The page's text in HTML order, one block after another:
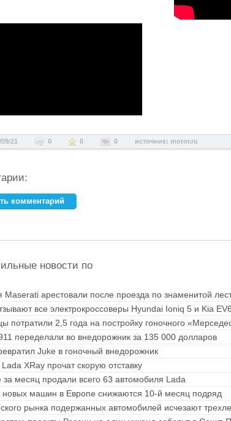
21 0 0 0 источник: motor.ru
комментарий
новости по
Maserati арестовали после проезда по знаменитой
все электрокроссоверы Hyundai Ioniq 5 и Kia EV6
потратили 2,5 года на постройку гоночного
переделали во внедорожник за 135 000 долларов
Juke в гоночный внедорожник
Lada XRay прочат скорую отставку
за месяц продали всего 63 автомобиля Lada
машин в Европе снижаются 10-й месяц подряд
рынка подержанных автомобилей исчезают